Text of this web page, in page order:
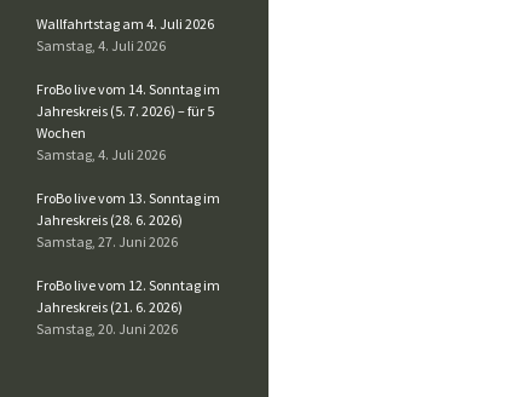
Wallfahrtstag am 4. Juli 2026
Samstag, 4. Juli 2026
FroBo live vom 14. Sonntag im
Jahreskreis (5. 7. 2026) – für 5
Wochen
Samstag, 4. Juli 2026
FroBo live vom 13. Sonntag im
Jahreskreis (28. 6. 2026)
Samstag, 27. Juni 2026
FroBo live vom 12. Sonntag im
Jahreskreis (21. 6. 2026)
Samstag, 20. Juni 2026